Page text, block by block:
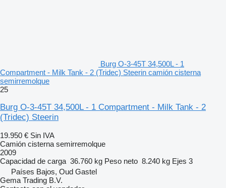
Burg O-3-45T 34,500L - 1
Compartment - Milk Tank - 2 (Tridec) Steerin camión cisterna
semirremolque
25
Burg O-3-45T 34,500L - 1 Compartment - Milk Tank - 2
(Tridec) Steerin
19.950 € Sin IVA
Camión cisterna semirremolque
2009
Capacidad de carga 36.760 kg Peso neto 8.240 kg Ejes 3
Países Bajos, Oud Gastel
Gema Trading B.V.